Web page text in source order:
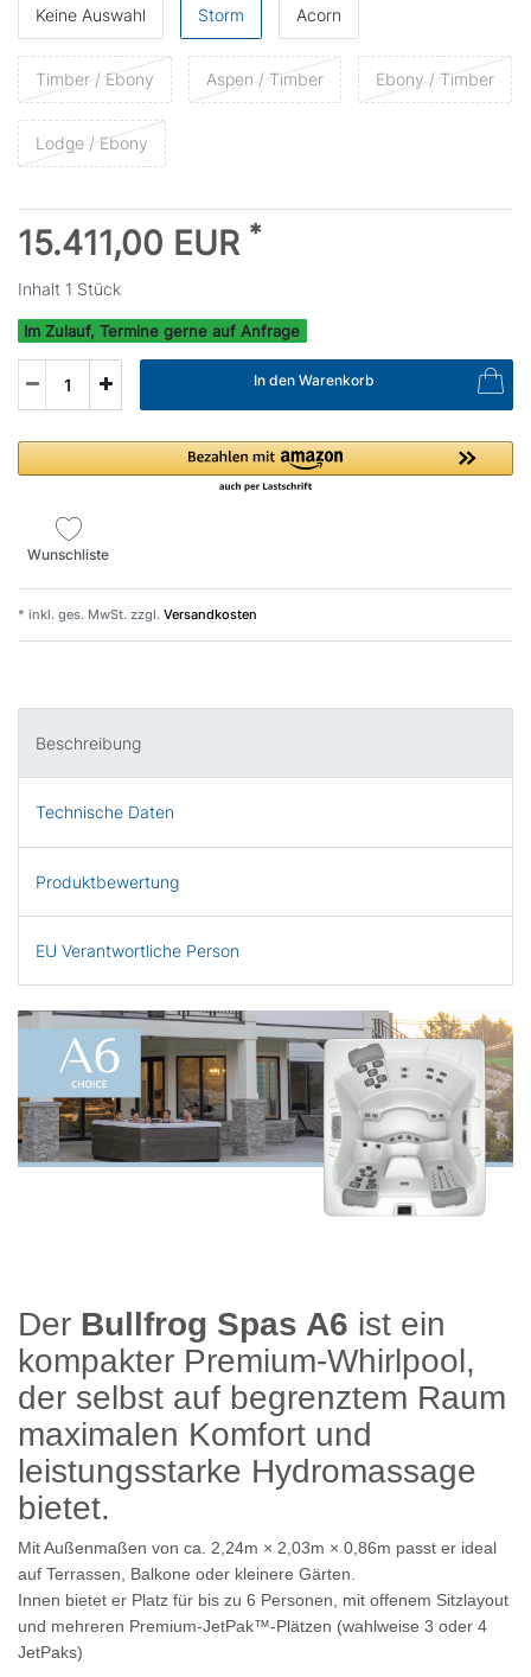
Keine Auswahl Storm Acorn
Timber / Ebony Aspen / Timber Ebony / Timber
Lodge / Ebony
15.411,00 EUR *
Inhalt 1 Stück
Im Zulauf, Termine gerne auf Anfrage
In den Warenkorb
Wunschliste
* inkl. ges. MwSt. zzgl. Versandkosten
Beschreibung
Technische Daten
Produktbewertung
EU Verantwortliche Person
Der Bullfrog Spas A6 ist ein
kompakter Premium‑Whirlpool,
der selbst auf begrenztem Raum
maximalen Komfort und
leistungsstarke Hydromassage
bietet.
Mit Außenmaßen von ca. 2,24m × 2,03m × 0,86m passt er ideal
auf Terrassen, Balkone oder kleinere Gärten.
Innen bietet er Platz für bis zu 6 Personen, mit offenem Sitzlayout
und mehreren Premium‑JetPak™-Plätzen (wahlweise 3 oder 4
JetPaks)